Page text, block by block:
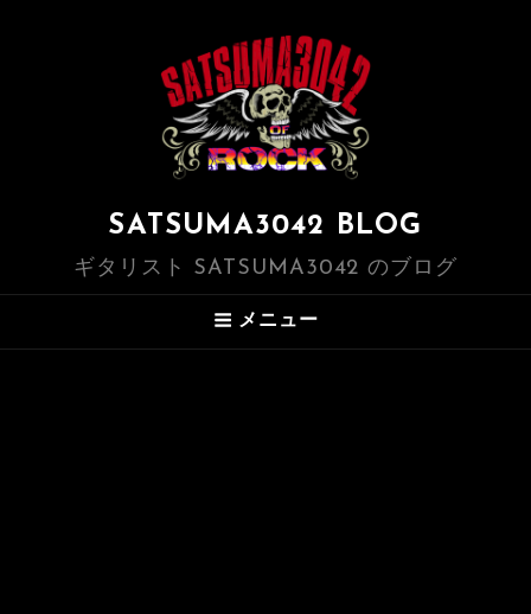
SATSUMA3042 BLOG
ギタリスト SATSUMA3042 のブログ
メニュー